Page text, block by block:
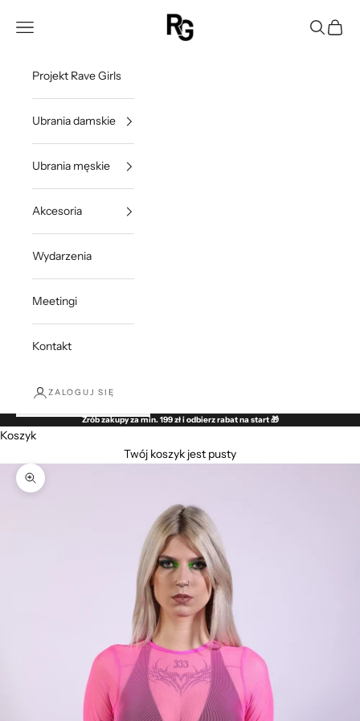
Rave Girls Poland
Otwórz menu nawigacji Otwórz
Projekt Rave Girls
Ubrania damskie
Ubrania męskie
Akcesoria
Wydarzenia
Meetingi
Kontakt
ZALOGUJ SIĘ
Zrób zakupy za min. 199 zł i odbierz rabat na start 🎁
Koszyk
Twój koszyk jest pusty
Przybliż